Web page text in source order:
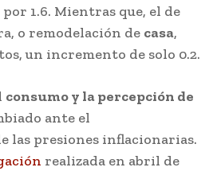
1.6. Mientras que, el de
o remodelación de casa,
un incremento de solo 0.2.
consumo y la percepción de
ante el
las presiones inflacionarias.
realizada en abril de